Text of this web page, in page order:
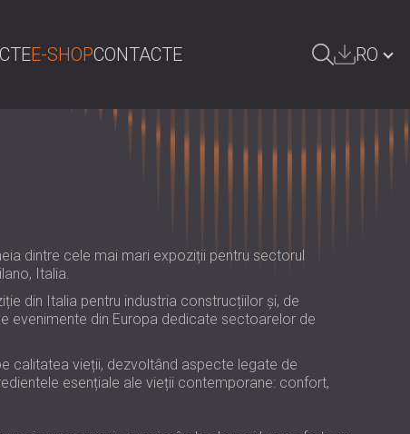
E-SHOPCONTACTE RO
POLAND | PL
РОССИЯ | RU
dintre cele mai mari expoziții pentru sectorul
Italia.
din Italia pentru industria construcțiilor și, de
evenimente din Europa dedicate sectoarelor de
calitatea vieții, dezvoltând aspecte legate de
esențiale ale vieții contemporane: confort,